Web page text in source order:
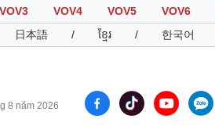
VOV3 VOV4 VOV5 VOV6
日本語 / ខ្មែរ / 한국어
8 năm 2026